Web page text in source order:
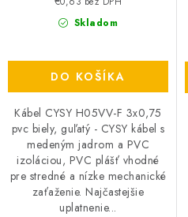
Skladom
DO KOŠÍKA
Kábel CYSY H05VV-F 3x0,75
pvc biely, guľatý - CYSY kábel s
medeným jadrom a PVC
izoláciou, PVC plášť vhodné
pre stredné a nízke mechanické
zaťaženie. Najčastejšie
uplatnenie...